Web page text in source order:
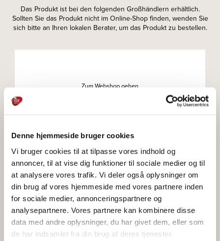
Denne hjemmeside bruger cookies
Vi bruger cookies til at tilpasse vores indhold og
annoncer, til at vise dig funktioner til sociale medier og til
at analysere vores trafik. Vi deler også oplysninger om
din brug af vores hjemmeside med vores partnere inden
for sociale medier, annonceringspartnere og
analysepartnere. Vores partnere kan kombinere disse
data med andre oplysninger, du har givet dem, eller som
de har indsamlet fra din brug af deres tjenester.
Das Produkt ist bei den folgenden Großhändlern erhältlich.
Sollten Sie das Produkt nicht im Online-Shop finden, wenden Sie
sich bitte an Ihren lokalen Berater, um das Produkt zu bestellen.
Zum Webshop gehen
Zum Webshop gehen